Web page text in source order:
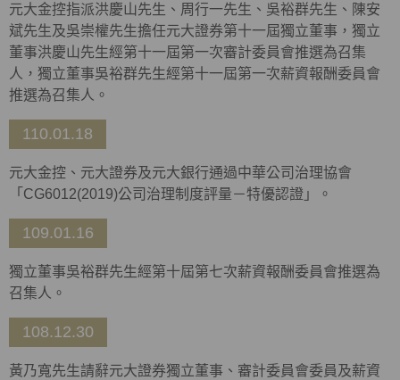
元大金控指派洪慶山先生、周行一先生、吳裕群先生、陳安
斌先生及吳崇權先生擔任元大證券第十一屆獨立董事，獨立
董事洪慶山先生經第十一屆第一次審計委員會推選為召集
人，獨立董事吳裕群先生經第十一屆第一次薪資報酬委員會
推選為召集人。
110.01.18
元大金控、元大證券及元大銀行通過中華公司治理協會
「CG6012(2019)公司治理制度評量－特優認證」。
109.01.16
獨立董事吳裕群先生經第十屆第七次薪資報酬委員會推選為
召集人。
108.12.30
黃乃寬先生請辭元大證券獨立董事、審計委員會委員及薪資